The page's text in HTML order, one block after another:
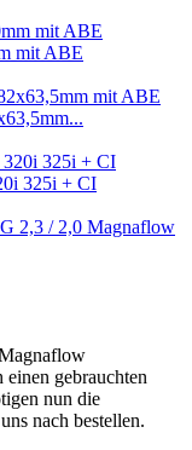
mit ABE
325i + CI
Magnaflow
einen gebrauchten
nun die
nach bestellen.